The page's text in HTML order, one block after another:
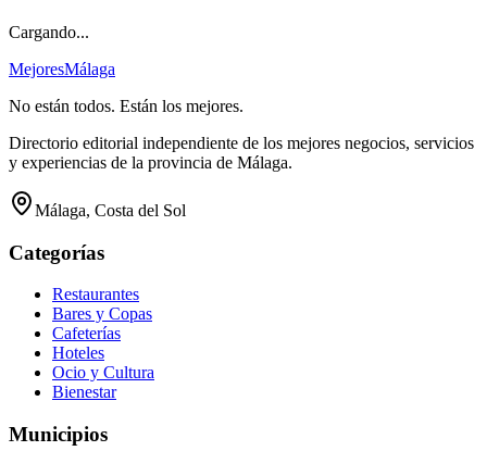
Cargando...
MejoresMálaga
No están todos. Están los mejores.
Directorio editorial independiente de los mejores negocios, servicios
y experiencias de la provincia de Málaga.
Málaga, Costa del Sol
Categorías
Restaurantes
Bares y Copas
Cafeterías
Hoteles
Ocio y Cultura
Bienestar
Municipios